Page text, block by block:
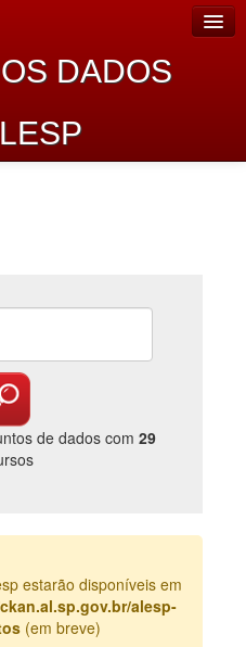
DADOS
de dados com 29
estarão disponíveis em
alesp-
(em breve)